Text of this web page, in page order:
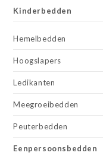
Kinderbedden
Hemelbedden
Hoogslapers
Ledikanten
Meegroeibedden
Peuterbedden
Eenpersoonsbedden